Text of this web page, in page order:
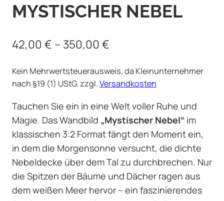
MYSTISCHER NEBEL
42,00€ – 350,00€
Kein Mehrwertsteuerausweis, da Kleinunternehmer
nach §19 (1) UStG.zzgl.Versandkosten
Tauchen Sie ein in eine Welt voller Ruhe und
Magie. Das Wandbild „Mystischer Nebel“ im
klassischen 3:2 Format fängt den Moment ein,
in dem die Morgensonne versucht, die dichte
Nebeldecke über dem Tal zu durchbrechen. Nur
die Spitzen der Bäume und Dächer ragen aus
dem weißen Meer hervor – ein faszinierendes